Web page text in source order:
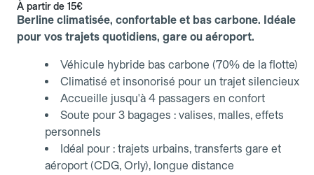
À partir de 15€
Berline climatisée, confortable et bas carbone. Idéale
pour vos trajets quotidiens, gare ou aéroport.
Véhicule hybride bas carbone (70% de la flotte)
Climatisé et insonorisé pour un trajet silencieux
Accueille jusqu'à 4 passagers en confort
Soute pour 3 bagages : valises, malles, effets
personnels
Idéal pour : trajets urbains, transferts gare et
aéroport (CDG, Orly), longue distance